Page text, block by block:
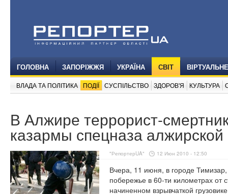
ГОЛОВНА ЗАПОРІЖЖЯ УКРАЇНА СВІТ
ВЛАДА ТА ПОЛІТИКА ПОДІЇ СУСПІЛЬСТВО ЗДОРОВ'Я КУЛЬТУРА
В Алжире террорист-
казармы спецназа
"РепортерUA" 12 Июн 2010 - 12:50
Вчера, 11 июня, в городе
побережье в 60-ти километрах от
начиненном взрывчаткой